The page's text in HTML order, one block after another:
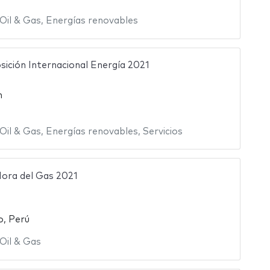
& Gas, Energías renovables
Internacional Energía 2021
& Gas, Energías renovables, Servicios
del Gas 2021
Perú
& Gas